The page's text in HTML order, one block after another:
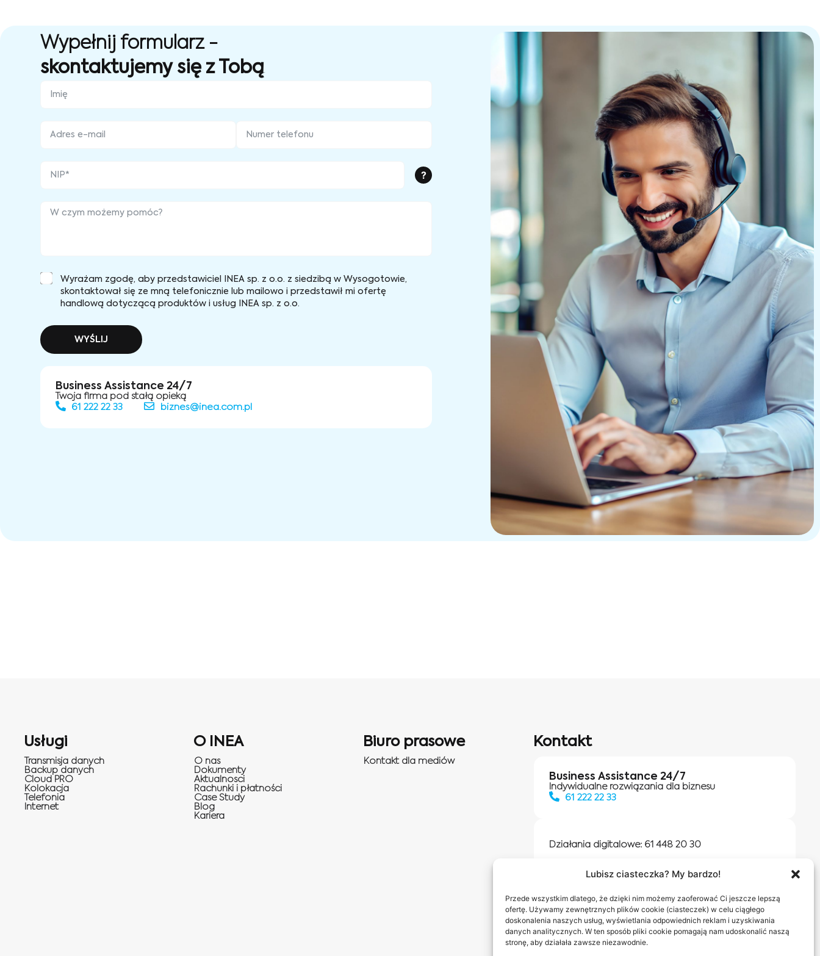
Lubisz ciasteczka? My bardzo!
Przede wszystkim dlatego, że dzięki nim możemy zaoferować Ci jeszcze lepszą
ofertę. Używamy zewnętrznych plików cookie (ciasteczek) w celu ciągłego
doskonalenia naszych usług, wyświetlania odpowiednich reklam i uzyskiwania
danych analitycznych. W ten sposób pliki cookie pomagają nam udoskonalić naszą
stronę, aby działała zawsze niezawodnie.
Wypełnij formularz -
skontaktujemy się z Tobą
?
Wyrażam zgodę, aby przedstawiciel INEA sp. z o.o. z siedzibą w Wysogotowie,
skontaktował się ze mną telefonicznie lub mailowo i przedstawił mi ofertę
handlową dotyczącą produktów i usług INEA sp. z o.o.
WYŚLIJ
Business Assistance 24/7
Twoja firma pod stałą opieką
61 222 22 33
biznes@inea.com.pl
Usługi
Transmisja danych
Backup danych
Cloud PRO
Kolokacja
Telefonia
Internet
O INEA
O nas
Dokumenty
Aktualnosci
Rachunki i płatności
Case Study
Blog
Kariera
Biuro prasowe
Kontakt dla mediów
Kontakt
Business Assistance 24/7
Indywidualne rozwiązania dla biznesu
61 222 22 33
Działania digitalowe: 61 448 20 30
Salony INEA Napisz do nas